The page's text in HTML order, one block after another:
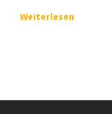
Weiterlesen